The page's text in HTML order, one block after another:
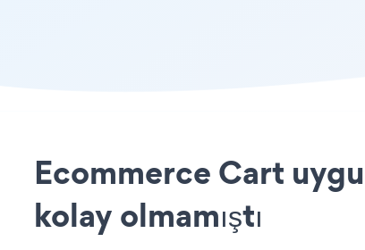
Ecommerce Cart
kolay olmamıştı